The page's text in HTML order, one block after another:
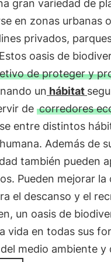
gran variedad de
en zonas urbanas
privados,
oasis de
de proteger y
un hábitat
de corredores
entre distintos
Además de
también pueden
Pueden mejorar
el descanso y el
un oasis de
vida en todas sus
medio ambiente